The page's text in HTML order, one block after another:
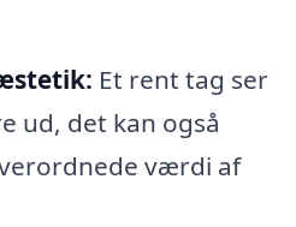
Et rent tag ser
ud, det kan også
værdi af